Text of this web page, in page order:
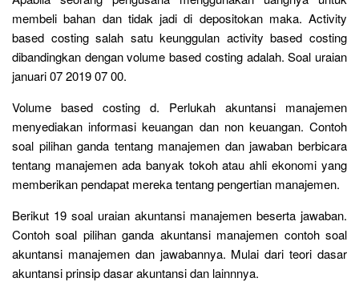
membeli bahan dan tidak jadi di depositokan maka. Activity
based costing salah satu keunggulan activity based costing
dibandingkan dengan volume based costing adalah. Soal uraian
januari 07 2019 07 00.
Volume based costing d. Perlukah akuntansi manajemen
menyediakan informasi keuangan dan non keuangan. Contoh
soal pilihan ganda tentang manajemen dan jawaban berbicara
tentang manajemen ada banyak tokoh atau ahli ekonomi yang
memberikan pendapat mereka tentang pengertian manajemen.
Berikut 19 soal uraian akuntansi manajemen beserta jawaban.
Contoh soal pilihan ganda akuntansi manajemen contoh soal
akuntansi manajemen dan jawabannya. Mulai dari teori dasar
akuntansi prinsip dasar akuntansi dan lainnnya.